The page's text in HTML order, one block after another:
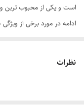
است و یکی از محبوب ترین
نظرات